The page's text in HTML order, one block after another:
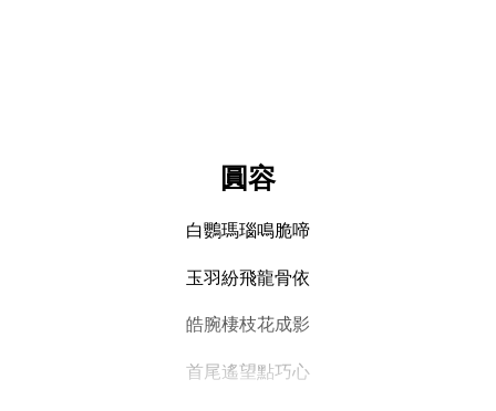
圓容
白鸚瑪瑙鳴脆啼
玉羽紛飛龍骨依
皓腕棲枝花成影
首尾遙望點巧心